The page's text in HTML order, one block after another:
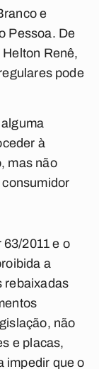
e
Pessoa. De
Renê,
pode
à
mas não
2011 e o
a
rebaixadas
não
e placas,
impedir que o